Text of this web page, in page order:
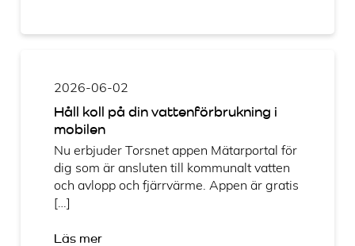
2026-06-02
Håll koll på din vattenförbrukning i
mobilen
Nu erbjuder Torsnet appen Mätarportal för
dig som är ansluten till kommunalt vatten
och avlopp och fjärrvärme. Appen är gratis
[…]
Läs mer